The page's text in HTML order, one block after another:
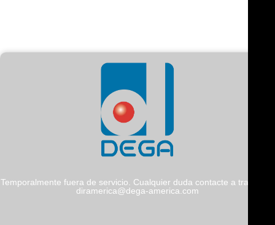
Temporalmente fuera de servicio. Cualquier duda contacte a través de
diramerica@dega-america.com